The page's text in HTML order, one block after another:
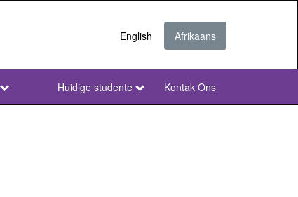
English Afrikaans
NWU
Huidige studente Kontak Ons